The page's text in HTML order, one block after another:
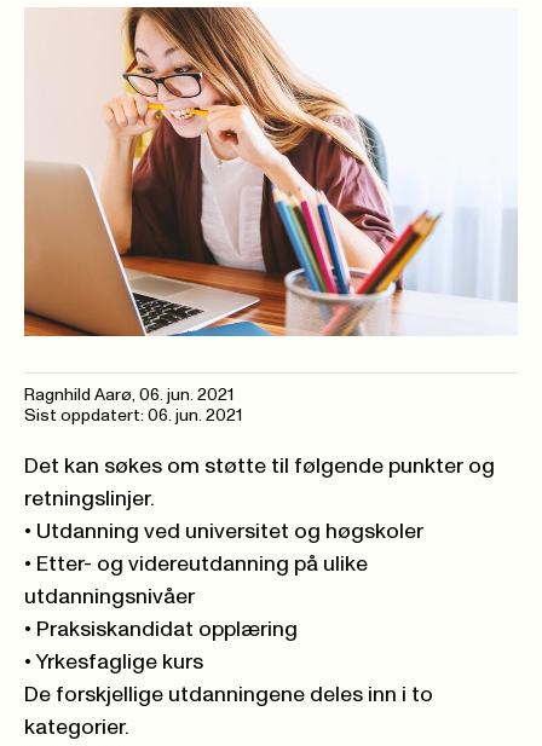
Ragnhild Aarø, 06. jun. 2021
Sist oppdatert: 06. jun. 2021
Det kan søkes om støtte til følgende punkter og
retningslinjer.
• Utdanning ved universitet og høgskoler
• Etter- og videreutdanning på ulike
utdanningsnivåer
• Praksiskandidat opplæring
• Yrkesfaglige kurs
De forskjellige utdanningene deles inn i to
kategorier.